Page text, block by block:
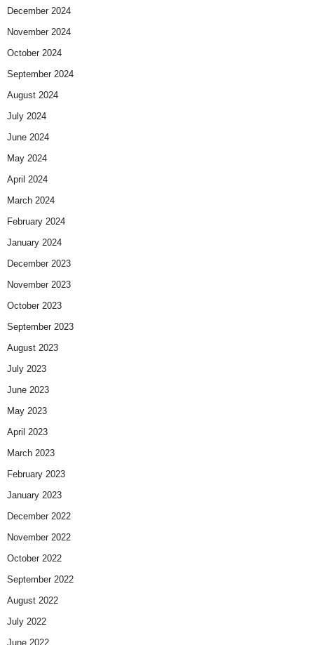
December 2024
November 2024
October 2024
September 2024
August 2024
July 2024
June 2024
May 2024
April 2024
March 2024
February 2024
January 2024
December 2023
November 2023
October 2023
September 2023
August 2023
July 2023
June 2023
May 2023
April 2023
March 2023
February 2023
January 2023
December 2022
November 2022
October 2022
September 2022
August 2022
July 2022
June 2022